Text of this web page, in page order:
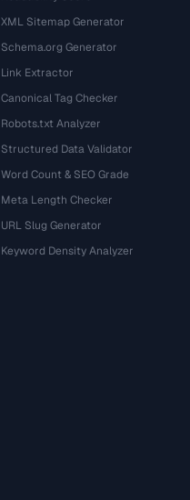
XML Sitemap Generator
Schema.org Generator
Link Extractor
Canonical Tag Checker
Robots.txt Analyzer
Structured Data Validator
Word Count & SEO Grade
Meta Length Checker
URL Slug Generator
Keyword Density Analyzer